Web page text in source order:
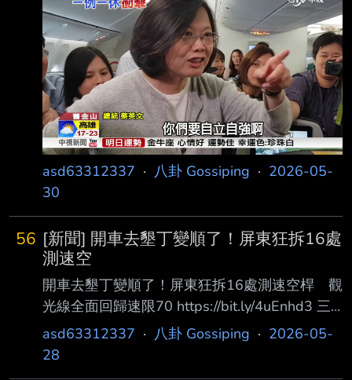
報導 民進黨舉辦四十周年紀念青年座談，副總
統蕭美琴與黨秘書長徐國勇、台中市長參選人何
欣 純在台中與青年對談。徐國勇表示，台灣現
在股市飆破4萬點，是全世界第五大股市，有年
輕人埋怨「都別人在賺」，但股稅早已成為政府
稅收，用社會福利的方式造福每個人，「你 難
道沒有受益嗎」？ 徐國勇表示，民進黨創黨40
年，對年輕人來說可能是很遠的事情，但對他來
asd63312337 · 八卦 Gossiping · 2026-05-
30
56 [新聞] 開車去墾丁變順了！屏東狂拆16處
測速空
開車去墾丁變順了！屏東狂拆16處測速空桿 觀
光線全面回歸速限70 https://bit.ly/4uEnhd3 三
立 社會中心／洪正達報導 過去常被用路人詬病
「速限紊亂、陷阱重重」的屏東測速照相桿，近
asd63312337 · 八卦 Gossiping · 2026-05-
28